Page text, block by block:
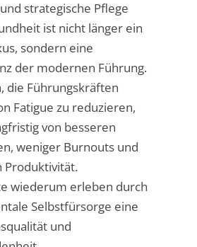
strategische Pflege
ist nicht länger ein
sondern eine
der modernen Führung.
die Führungskräften
Fatigue zu reduzieren,
von besseren
weniger Burnouts und
Produktivität.
wiederum erleben durch
Selbstfürsorge eine
und